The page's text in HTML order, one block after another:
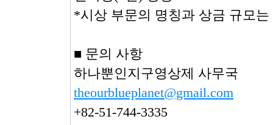
*시상 부문의 명칭과 상금 규모
■ 문의 사항
하나뿐인지구영상제 사무국
theourblueplanet@gmail.com
+82-51-744-3335